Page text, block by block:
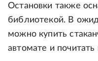
Остановки также
библиотекой. В
можно купить
автомате и почитать